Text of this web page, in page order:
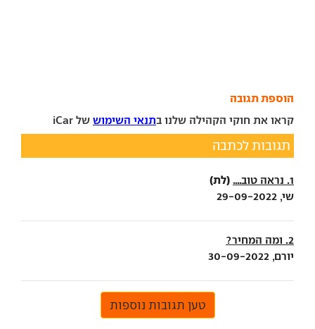
הוספת תגובה
קראו את חוקי הקהילה שלנו בתנאי השימוש של iCar
תגובות לכתבה
1. נראה טוב.... (לת)
שי, 29-09-2022
2. ומה המחיר?
יורם, 30-09-2022
טען תגובות נוספות